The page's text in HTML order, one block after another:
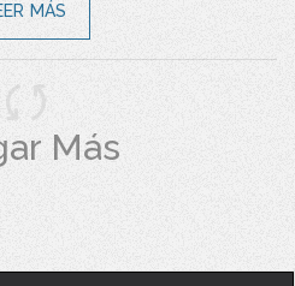
MÁS
Más